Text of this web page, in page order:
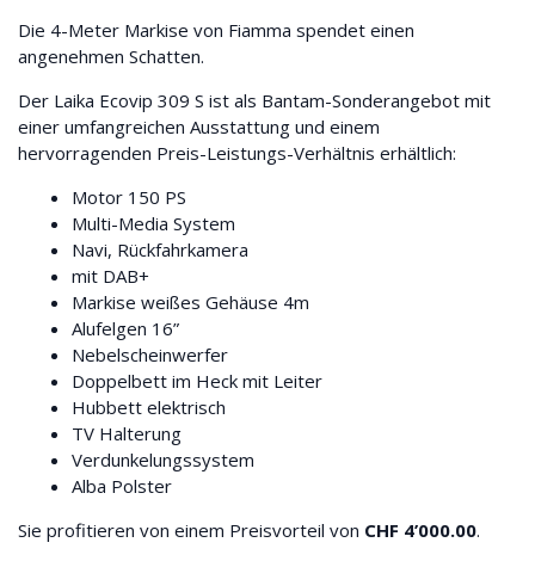
Die 4-Meter Markise von Fiamma spendet einen
angenehmen Schatten.
Der Laika Ecovip 309 S ist als Bantam-Sonderangebot mit
einer umfangreichen Ausstattung und einem
hervorragenden Preis-Leistungs-Verhältnis erhältlich:
Motor 150 PS
Multi-Media System
Navi, Rückfahrkamera
mit DAB+
Markise weißes Gehäuse 4m
Alufelgen 16”
Nebelscheinwerfer
Doppelbett im Heck mit Leiter
Hubbett elektrisch
TV Halterung
Verdunkelungssystem
Alba Polster
Sie profitieren von einem Preisvorteil von CHF 4’000.00.